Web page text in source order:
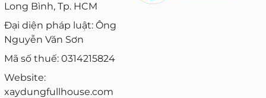
Long Bình, Tp. HCM
Đại diện pháp luật: Ông
Nguyễn Văn Sơn
Mã số thuế: 0314215824
Website:
xaydungfullhouse.com